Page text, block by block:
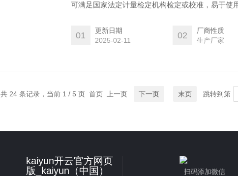
可满足国家法定计量检定机构检定或校准，易于使
检测、雷电灾害调查等。
01
更新日期
2025-02-11
02
厂商性质
生产厂家
共 24 条记录，当前 1 / 5 页 首页 上一页 下一页 末页 跳转到第
kaiyun开云官方网页
版_kaiyun（中国）
扫码添加微信